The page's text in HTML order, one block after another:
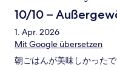
10/10 –
1. Apr. 2026
Mit Google übersetzen
朝ごはんが美味しかったで